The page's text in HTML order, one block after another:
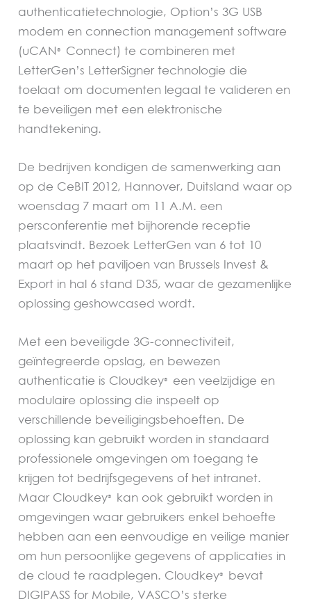
authenticatietechnologie, Option’s 3G USB
modem en connection management software
(uCAN® Connect) te combineren met
LetterGen’s LetterSigner technologie die
toelaat om documenten legaal te valideren en
te beveiligen met een elektronische
handtekening.
De bedrijven kondigen de samenwerking aan
op de CeBIT 2012, Hannover, Duitsland waar op
woensdag 7 maart om 11 A.M. een
persconferentie met bijhorende receptie
plaatsvindt. Bezoek LetterGen van 6 tot 10
maart op het paviljoen van Brussels Invest &
Export in hal 6 stand D35, waar de gezamenlijke
oplossing geshowcased wordt.
Met een beveiligde 3G-connectiviteit,
geïntegreerde opslag, en bewezen
authenticatie is Cloudkey® een veelzijdige en
modulaire oplossing die inspeelt op
verschillende beveiligingsbehoeften. De
oplossing kan gebruikt worden in standaard
professionele omgevingen om toegang te
krijgen tot bedrijfsgegevens of het intranet.
Maar Cloudkey® kan ook gebruikt worden in
omgevingen waar gebruikers enkel behoefte
hebben aan een eenvoudige en veilige manier
om hun persoonlijke gegevens of applicaties in
de cloud te raadplegen. Cloudkey® bevat
DIGIPASS for Mobile, VASCO’s sterke